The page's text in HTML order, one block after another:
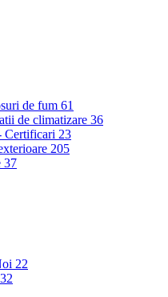
de fum 61
de climatizare 36
Certificari 23
205
37
22